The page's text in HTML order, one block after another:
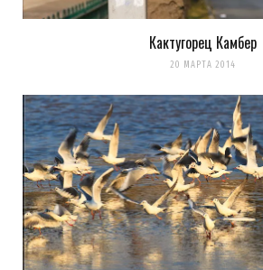
Кактугорец Камбер
20 МАРТА 2014